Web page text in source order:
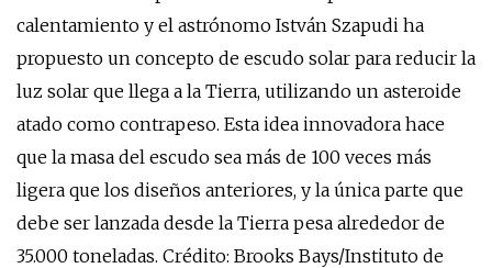
calentamiento y el astrónomo István Szapudi ha
propuesto un concepto de escudo solar para reducir la
luz solar que llega a la Tierra, utilizando un asteroide
atado como contrapeso. Esta idea innovadora hace
que la masa del escudo sea más de 100 veces más
ligera que los diseños anteriores, y la única parte que
debe ser lanzada desde la Tierra pesa alrededor de
35.000 toneladas. Crédito: Brooks Bays/Instituto de